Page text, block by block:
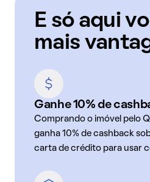
E só aqui
mais
Ganhe 10% de
Comprando o imóvel pelo
ganha 10% de cashback
carta de crédito para usar